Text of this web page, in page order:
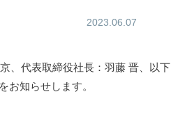
2023.06.07
、代表取締役社長：羽藤 晋、以
お知らせします。